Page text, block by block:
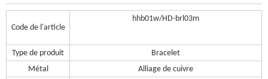
Code de l'article
hhb01w/HD-brl03m
Type de produit
Bracelet
Métal
Alliage de cuivre